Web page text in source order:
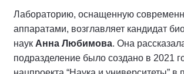
Лабораторию, оснащенную
аппаратами, возглавляет кандидат
наук Анна Любимова. Она
подразделение было создано в 2021